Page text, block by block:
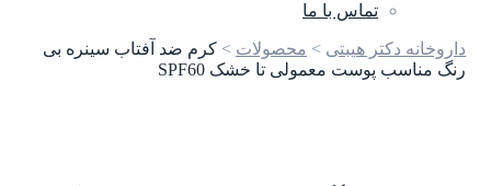
تماس با ما
داروخانه دکتر هیبتی > محصولات > کرم ضد آفتاب سینره بی
رنگ مناسب پوست معمولی تا خشک SPF60